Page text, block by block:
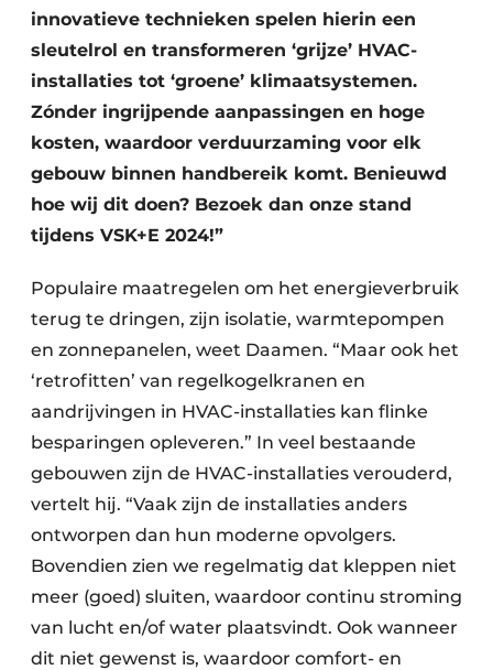
innovatieve technieken spelen hierin een
sleutelrol en transformeren ‘grijze’ HVAC-
installaties tot ‘groene’ klimaatsystemen.
Zónder ingrijpende aanpassingen en hoge
kosten, waardoor verduurzaming voor elk
gebouw binnen handbereik komt. Benieuwd
hoe wij dit doen? Bezoek dan onze stand
tijdens VSK+E 2024!”
Populaire maatregelen om het energieverbruik
terug te dringen, zijn isolatie, warmtepompen
en zonnepanelen, weet Daamen. “Maar ook het
‘retrofitten’ van regelkogelkranen en
aandrijvingen in HVAC-installaties kan flinke
besparingen opleveren.” In veel bestaande
gebouwen zijn de HVAC-installaties verouderd,
vertelt hij. “Vaak zijn de installaties anders
ontworpen dan hun moderne opvolgers.
Bovendien zien we regelmatig dat kleppen niet
meer (goed) sluiten, waardoor continu stroming
van lucht en/of water plaatsvindt. Ook wanneer
dit niet gewenst is, waardoor comfort- en